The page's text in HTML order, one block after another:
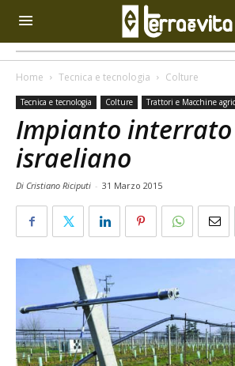
Home Tecnica e tecnologia Colture
Tecnica e tecnologia Colture Trattori e Macchine
Impianto
israeliano
Di Cristiano Riciputi - 31 Marzo 2015